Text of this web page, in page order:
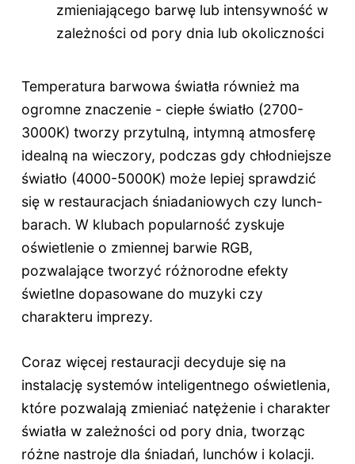
zmieniającego barwę lub intensywność w
zależności od pory dnia lub okoliczności
Temperatura barwowa światła również ma
ogromne znaczenie - ciepłe światło (2700-
3000K) tworzy przytulną, intymną atmosferę
idealną na wieczory, podczas gdy chłodniejsze
światło (4000-5000K) może lepiej sprawdzić
się w restauracjach śniadaniowych czy lunch-
barach. W klubach popularność zyskuje
oświetlenie o zmiennej barwie RGB,
pozwalające tworzyć różnorodne efekty
świetlne dopasowane do muzyki czy
charakteru imprezy.
Coraz więcej restauracji decyduje się na
instalację systemów inteligentnego oświetlenia,
które pozwalają zmieniać natężenie i charakter
światła w zależności od pory dnia, tworząc
różne nastroje dla śniadań, lunchów i kolacji.